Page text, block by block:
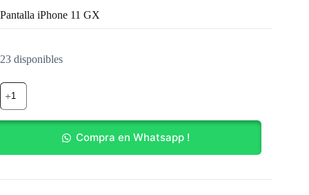
Pantalla iPhone 11 GX
23 disponibles
Pantalla
iPhone
11
GX
Compra en Whatsapp !